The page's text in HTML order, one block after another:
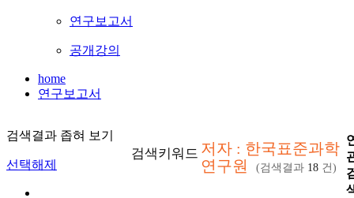
연구보고서
공개강의
home
연구보고서
검색결과 좁혀 보기
선택해제
검색키워드 저자 : 한국표준과학
연구원
(검색결과 18 건)